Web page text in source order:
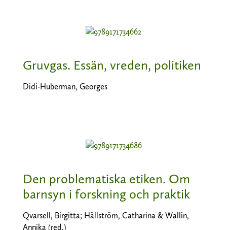
Gruvgas. Essän, vreden, politiken
Didi-Huberman, Georges
Den problematiska etiken. Om
barnsyn i forskning och praktik
Qvarsell, Birgitta; Hällström, Catharina & Wallin,
Annika (red.)